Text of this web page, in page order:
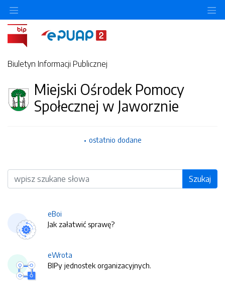
Biuletyn Informacji Publicznej
Miejski Ośrodek Pomocy
Społecznej w Jaworznie
ostatnio dodane
Wyszukiwarka Szukaj
eBoi
Jak załatwić sprawę?
eWrota
BIPy jednostek organizacyjnych.